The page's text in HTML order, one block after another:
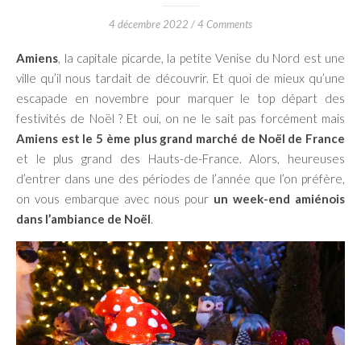
4 décembre 2022 /4 Comments
Amiens, la capitale picarde, la petite Venise du Nord est une
ville qu’il nous tardait de découvrir. Et quoi de mieux qu’une
escapade en novembre pour marquer le top départ des
festivités de Noël ? Et oui, on ne le sait pas forcément mais
Amiens est le 5 ème plus grand marché de Noël de France
et le plus grand des Hauts-de-France. Alors, heureuses
d’entrer dans une des périodes de l’année que l’on préfère,
on vous embarque avec nous pour un week-end amiénois
dans l’ambiance de Noël.